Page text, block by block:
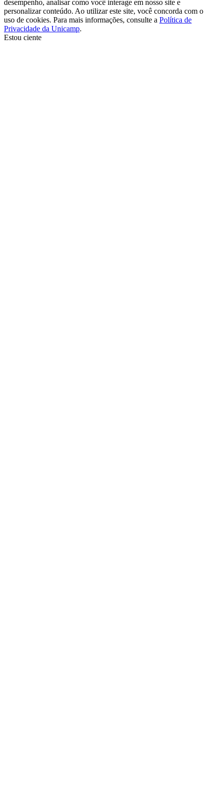
desempenho, analisar como você interage em nosso site e
personalizar conteúdo. Ao utilizar este site, você concorda com o
uso de cookies. Para mais informações, consulte a Política de
Privacidade da Unicamp.
Estou ciente